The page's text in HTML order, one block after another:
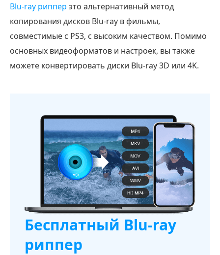
Blu-ray риппер это альтернативный метод
копирования дисков Blu-ray в фильмы,
совместимые с PS3, с высоким качеством. Помимо
основных видеоформатов и настроек, вы также
можете конвертировать диски Blu-ray 3D или 4K.
Бесплатный Blu-ray
риппер